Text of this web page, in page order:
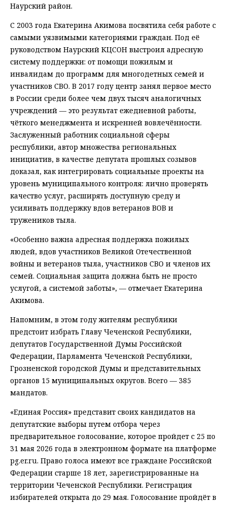
Наурский район.
С 2003 года Екатерина Акимова посвятила себя работе с
самыми уязвимыми категориями граждан. Под её
руководством Наурский КЦСОН выстроил адресную
систему поддержки: от помощи пожилым и
инвалидам до программ для многодетных семей и
участников СВО. В 2017 году центр занял первое место
в России среди более чем двух тысяч аналогичных
учреждений — это результат ежедневной работы,
чёткого менеджмента и искренней вовлечённости.
Заслуженный работник социальной сферы
республики, автор множества региональных
инициатив, в качестве депутата прошлых созывов
доказал, как интегрировать социальные проекты на
уровень муниципального контроля: лично проверять
качество услуг, расширять доступную среду и
усиливать поддержку вдов ветеранов ВОВ и
тружеников тыла.
«Особенно важна адресная поддержка пожилых
людей, вдов участников Великой Отечественной
войны и ветеранов тыла, участников СВО и членов их
семей. Социальная защита должна быть не просто
услугой, а системой заботы», — отмечает Екатерина
Акимова.
Напомним, в этом году жителям республики
предстоит избрать Главу Чеченской Республики,
депутатов Государственной Думы Российской
Федерации, Парламента Чеченской Республики,
Грозненской городской Думы и представительных
органов 15 муниципальных округов. Всего — 385
мандатов.
«Единая Россия» представит своих кандидатов на
депутатские выборы путем отбора через
предварительное голосование, которое пройдет с 25 по
31 мая 2026 года в электронном формате на платформе
pg.er.ru. Право голоса имеют все граждане Российской
Федерации старше 18 лет, зарегистрированные на
территории Чеченской Республики. Регистрация
избирателей открыта до 29 мая. Голосование пройдёт в